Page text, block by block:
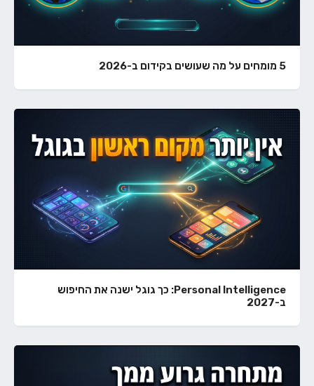
5 מומחים על מה שעושים בקידום ב-2026
Personal Intelligence: כך גוגל ישנה את החיפוש
ב-2027